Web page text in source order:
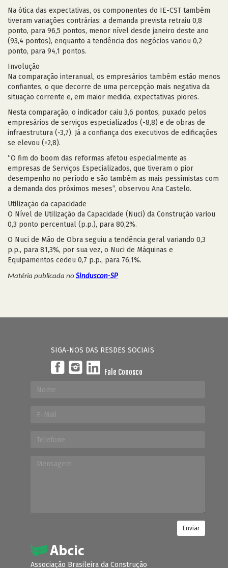
Na ótica das expectativas, os componentes do IE-CST também
tiveram variações contrárias: a demanda prevista retraiu 0,8
ponto, para 96,5 pontos, menor nível desde janeiro deste ano
(93,4 pontos), enquanto a tendência dos negócios variou 0,2
ponto, para 94,1 pontos.
Involução
Na comparação interanual, os empresários também estão menos
confiantes, o que decorre de uma percepção mais negativa da
situação corrente e, em maior medida, expectativas piores.
Nesta comparação, o indicador caiu 3,6 pontos, puxado pelos
empresários de serviços especializados (-8,8) e de obras de
infraestrutura (-3,7). Já a confiança dos executivos de edificações
se elevou (+2,8).
“O fim do boom das reformas afetou especialmente as
empresas de Serviços Especializados, que tiveram o pior
desempenho no período e são também as mais pessimistas com
a demanda dos próximos meses”, observou Ana Castelo.
Utilização da capacidade
O Nível de Utilização da Capacidade (Nuci) da Construção variou
0,3 ponto percentual (p.p.), para 80,2%.
O Nuci de Mão de Obra seguiu a tendência geral variando 0,3
p.p., para 81,3%, por sua vez, o Nuci de Máquinas e
Equipamentos cedeu 0,7 p.p., para 76,1%.
Matéria publicada no Sinduscon-SP
SIGA-NOS DAS RESDES SOCIAIS
Fale Conosco
Enviar
Associação Brasileira da Construção